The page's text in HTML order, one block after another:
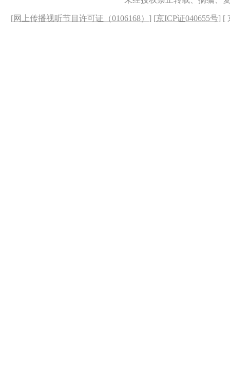
[网上传播视听节目许可证（0106168） ] [京ICP证040655号] [